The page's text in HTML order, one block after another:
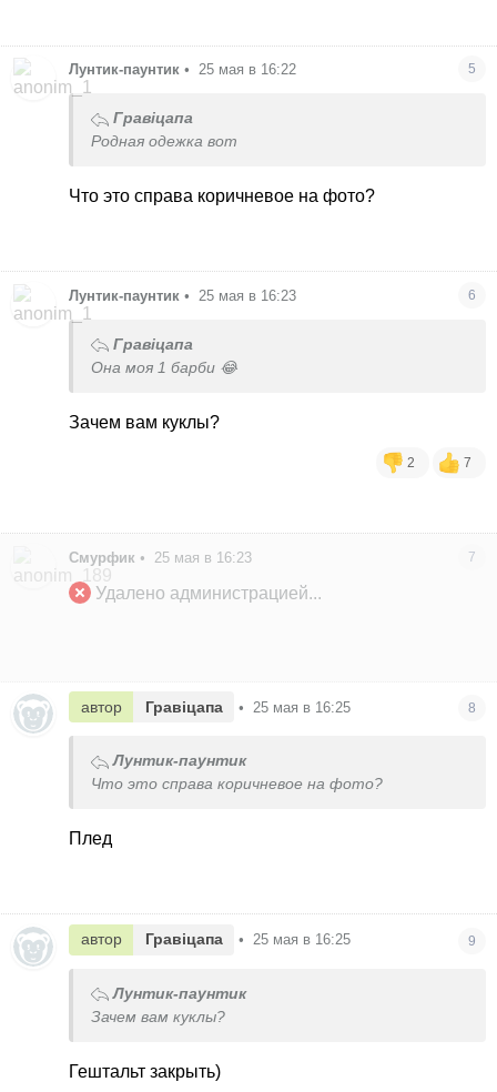
Лунтик-паунтик • 25 мая в 16:22 5
Гравіцапа
Родная одежка вот
Что это справа коричневое на фото?
Лунтик-паунтик • 25 мая в 16:23 6
Гравіцапа
Она моя 1 барби 😂
Зачем вам куклы?
2 7
Смурфик • 25 мая в 16:23 7
Удалено администрацией...
автор Гравіцапа • 25 мая в 16:25 8
Лунтик-паунтик
Что это справа коричневое на фото?
Плед
автор Гравіцапа • 25 мая в 16:25 9
Лунтик-паунтик
Зачем вам куклы?
Гештальт закрыть)